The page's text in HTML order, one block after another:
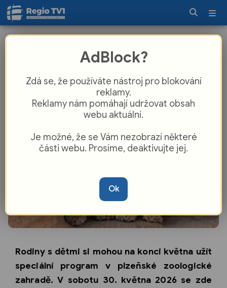
čeká den mezi zvířaty i atrakcemi
Rodiny s dětmi si mohou na konci května užít
speciální program v plzeňské zoologické
zahradě. V sobotu 30. května 2026 se zde
AdBlock?
Zdá se, že používáte nástroj pro blokování
reklamy.
Reklamy nám pomáhají udržovat obsah
webu aktuální.
Je možné, že se Vám nezobrazí některé
části webu. Prosíme, deaktivujte jej.
Ok